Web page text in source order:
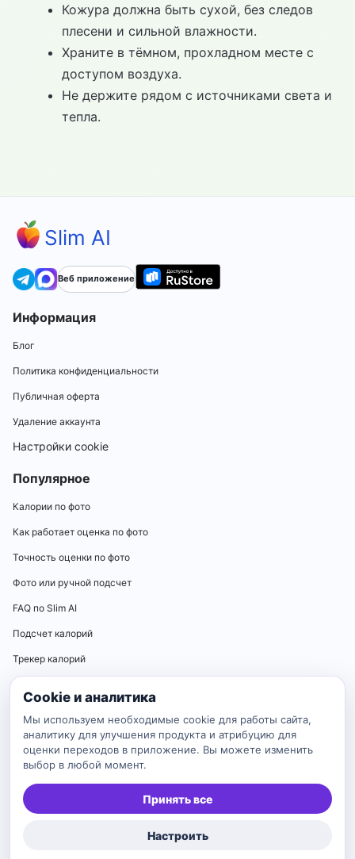
Кожура должна быть сухой, без следов
плесени и сильной влажности.
Храните в тёмном, прохладном месте с
доступом воздуха.
Не держите рядом с источниками света и
тепла.
Slim AI
Веб приложение
Информация
Блог
Политика конфиденциальности
Публичная оферта
Удаление аккаунта
Настройки cookie
Популярное
Калории по фото
Как работает оценка по фото
Точность оценки по фото
Фото или ручной подсчет
FAQ по Slim AI
Подсчет калорий
Трекер калорий
Калькуляторы
Калькулятор нормы калорий
Калькулятор ИМТ
Калькулятор идеального веса
Калькулятор BMR
Cookie и аналитика
Мы используем необходимые cookie для работы сайта,
аналитику для улучшения продукта и атрибуцию для
оценки переходов в приложение. Вы можете изменить
выбор в любой момент.
Настроить
Принять все